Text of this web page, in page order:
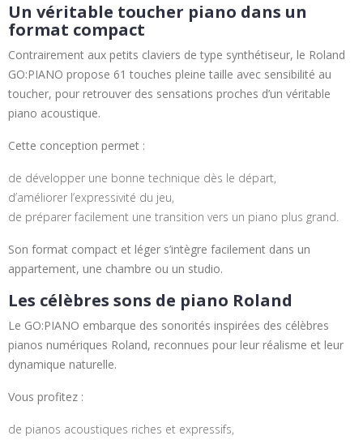
Un véritable toucher piano dans un
format compact
Contrairement aux petits claviers de type synthétiseur, le Roland
GO:PIANO propose 61 touches pleine taille avec sensibilité au
toucher, pour retrouver des sensations proches d’un véritable
piano acoustique.
Cette conception permet :
de développer une bonne technique dès le départ,
d’améliorer l’expressivité du jeu,
de préparer facilement une transition vers un piano plus grand.
Son format compact et léger s’intègre facilement dans un
appartement, une chambre ou un studio.
Les célèbres sons de piano Roland
Le GO:PIANO embarque des sonorités inspirées des célèbres
pianos numériques Roland, reconnues pour leur réalisme et leur
dynamique naturelle.
Vous profitez :
de pianos acoustiques riches et expressifs,